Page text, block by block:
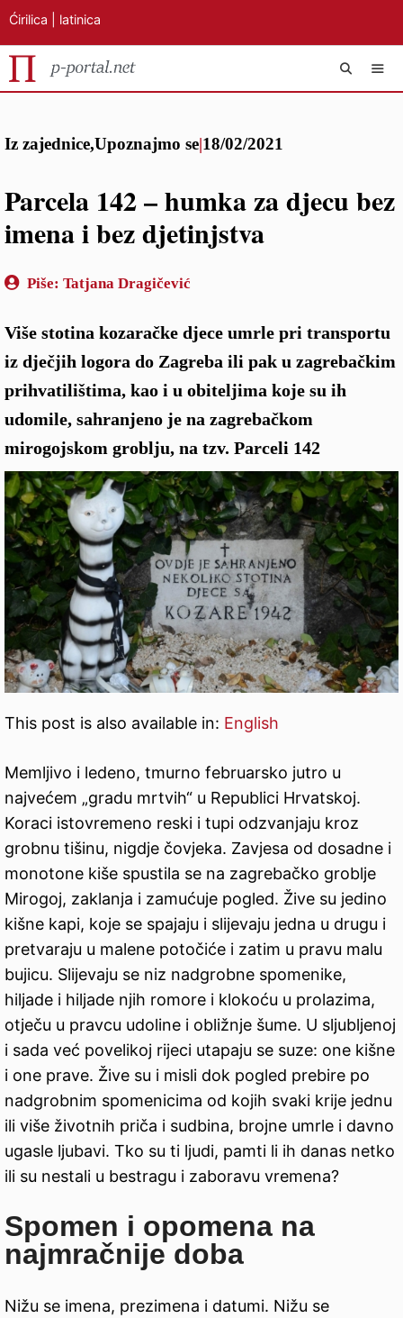
sadržaj
Ćirilica latinica
Iz zajednice,Upoznajmo se|18/02/2021
Parcela 142 – humka za djecu bez
imena i bez djetinjstva
Piše: Tatjana Dragičević
Više stotina kozaračke djece umrle pri transportu
iz dječjih logora do Zagreba ili pak u zagrebačkim
prihvatilištima, kao i u obiteljima koje su ih
udomile, sahranjeno je na zagrebačkom
mirogojskom groblju, na tzv. Parceli 142
This post is also available in: English
Memljivo i ledeno, tmurno februarsko jutro u
najvećem „gradu mrtvih“ u Republici Hrvatskoj.
Koraci istovremeno reski i tupi odzvanjaju kroz
grobnu tišinu, nigdje čovjeka. Zavjesa od dosadne i
monotone kiše spustila se na zagrebačko groblje
Mirogoj, zaklanja i zamućuje pogled. Žive su jedino
kišne kapi, koje se spajaju i slijevaju jedna u drugu i
pretvaraju u malene potočiće i zatim u pravu malu
bujicu. Slijevaju se niz nadgrobne spomenike,
hiljade i hiljade njih romore i klokoću u prolazima,
otječu u pravcu udoline i obližnje šume. U sljubljenoj
i sada već povelikoj rijeci utapaju se suze: one kišne
i one prave. Žive su i misli dok pogled prebire po
nadgrobnim spomenicima od kojih svaki krije jednu
ili više životnih priča i sudbina, brojne umrle i davno
ugasle ljubavi. Tko su ti ljudi, pamti li ih danas netko
ili su nestali u bestragu i zaboravu vremena?
Spomen i opomena na
najmračnije doba
Nižu se imena, prezimena i datumi. Nižu se